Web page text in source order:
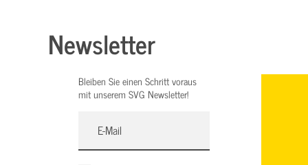
Newsletter
Bleiben Sie einen Schritt voraus
mit unserem SVG Newsletter!